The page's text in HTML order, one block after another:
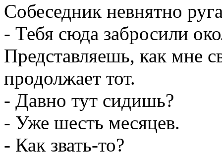
Собеседник невнятно
- Тебя сюда забросили
Представляешь, как мне
продолжает тот.
- Давно тут сидишь?
- Уже шесть месяцев.
- Как звать-то?